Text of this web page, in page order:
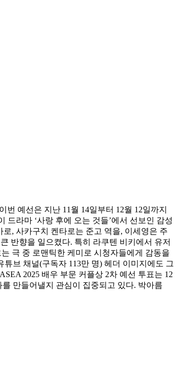
예선은 지난 11월 14일부터 12월 12일까지
드라마 ‘사랑 후에 오는 것들’에서 선보인 감성
, 사카구치 켄타로는 준고 역을, 이세영은 주
반향을 일으켰다. 특히 라쿠텐 비키에서 유저
극 중 로맨틱한 케미로 시청자들에게 감동을
브 채널(구독자 113만 명) 헤더 이미지에도 그
2025 배우 부문 커플상 2차 예선 투표는 12
만들어낼지 관심이 집중되고 있다. 박아름